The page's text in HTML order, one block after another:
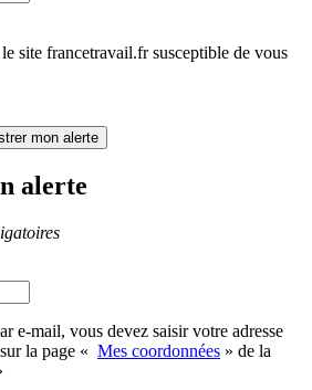
site francetravail.fr susceptible de vous
mon alerte
alerte
e-mail, vous devez saisir votre adresse
la page « Mes coordonnées » de la